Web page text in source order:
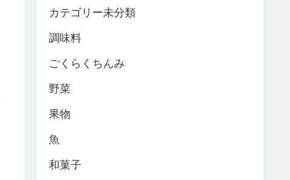
カテゴリー未分類
調味料
ごくらくちんみ
野菜
果物
魚
和菓子